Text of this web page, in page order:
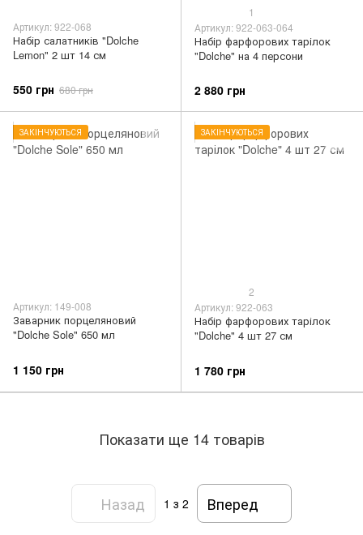
Артикул: 922-068
Набір салатників "Dolche
Lemon" 2 шт 14 см
550 грн 680 грн
1
Артикул: 922-063-064
Набір фарфорових тарілок
"Dolche" на 4 персони
2 880 грн
ЗАКІНЧУЮТЬСЯ
Артикул: 149-008
Заварник порцеляновий
"Dolche Sole" 650 мл
1 150 грн
ЗАКІНЧУЮТЬСЯ
2
Артикул: 922-063
Набір фарфорових тарілок
"Dolche" 4 шт 27 см
1 780 грн
Показати ще 14 товарів
Назад 1 з 2 Вперед